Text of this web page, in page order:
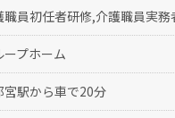
職員初任者研修,介護職員実
ープホーム
宮駅から車で20分